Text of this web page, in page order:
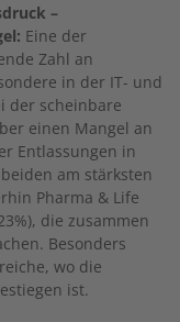
–
Eine der
Zahl an
in der IT- und
der scheinbare
einen Mangel an
Entlassungen in
am stärksten
Pharma & Life
die zusammen
Besonders
wo die
ist.